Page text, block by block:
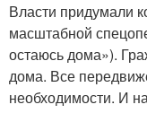
Власти придумали
масштабной
остаюсь дома»).
дома. Все
необходимости. И